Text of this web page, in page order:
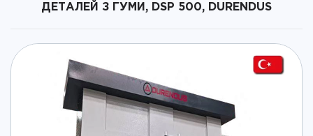
ДЕТАЛЕЙ З ГУМИ, DSP 500, DURENDUS